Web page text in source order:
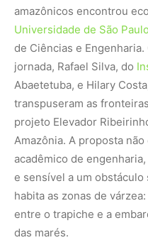
amazônicos encontrou
Universidade de São Paulo
de Ciências e
jornada, Rafael Silva, do
Abaetetuba, e Hilary
transpuseram as
projeto Elevador
Amazônia. A proposta
acadêmico de
e sensível a um
habita as zonas de
entre o trapiche e a
das marés.